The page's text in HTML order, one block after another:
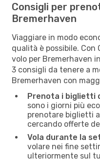
Consigli per
Bremerhaven
Viaggiare in modo
qualità è possibile. Con
volo per Bremerhaven
3 consigli da tenere a
Bremerhaven con
Prenota i biglietti
sono i giorni più
prenotare biglietti
cercando offerte
Vola durante la
volare nei fine
ulteriormente sul